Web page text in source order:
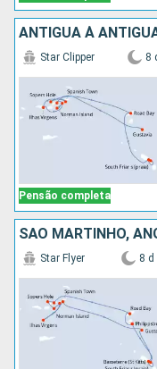
ANTIGUA À
Pensão completa
Star Clipper 8
Star Flyer 8 d